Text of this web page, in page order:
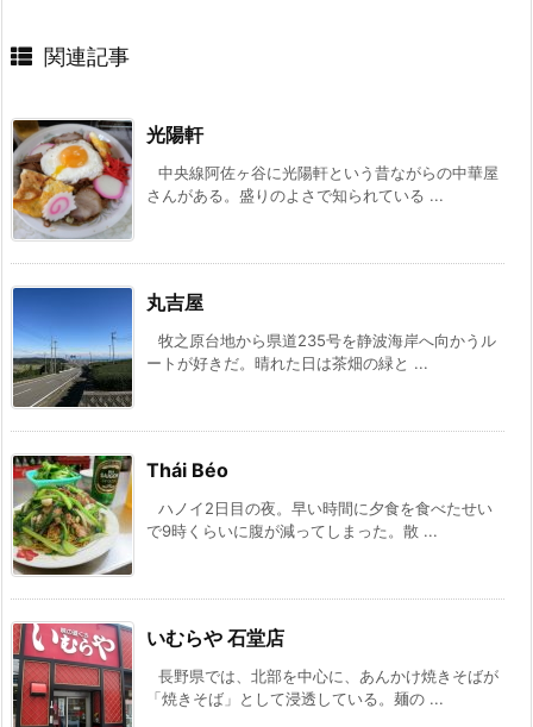
関連記事
光陽軒
中央線阿佐ヶ谷に光陽軒という昔ながらの中華屋
さんがある。盛りのよさで知られている ...
丸吉屋
牧之原台地から県道235号を静波海岸へ向かうル
ートが好きだ。晴れた日は茶畑の緑と ...
Thái Béo
ハノイ2日目の夜。早い時間に夕食を食べたせい
で9時くらいに腹が減ってしまった。散 ...
いむらや 石堂店
長野県では、北部を中心に、あんかけ焼きそばが
「焼きそば」として浸透している。麺の ...